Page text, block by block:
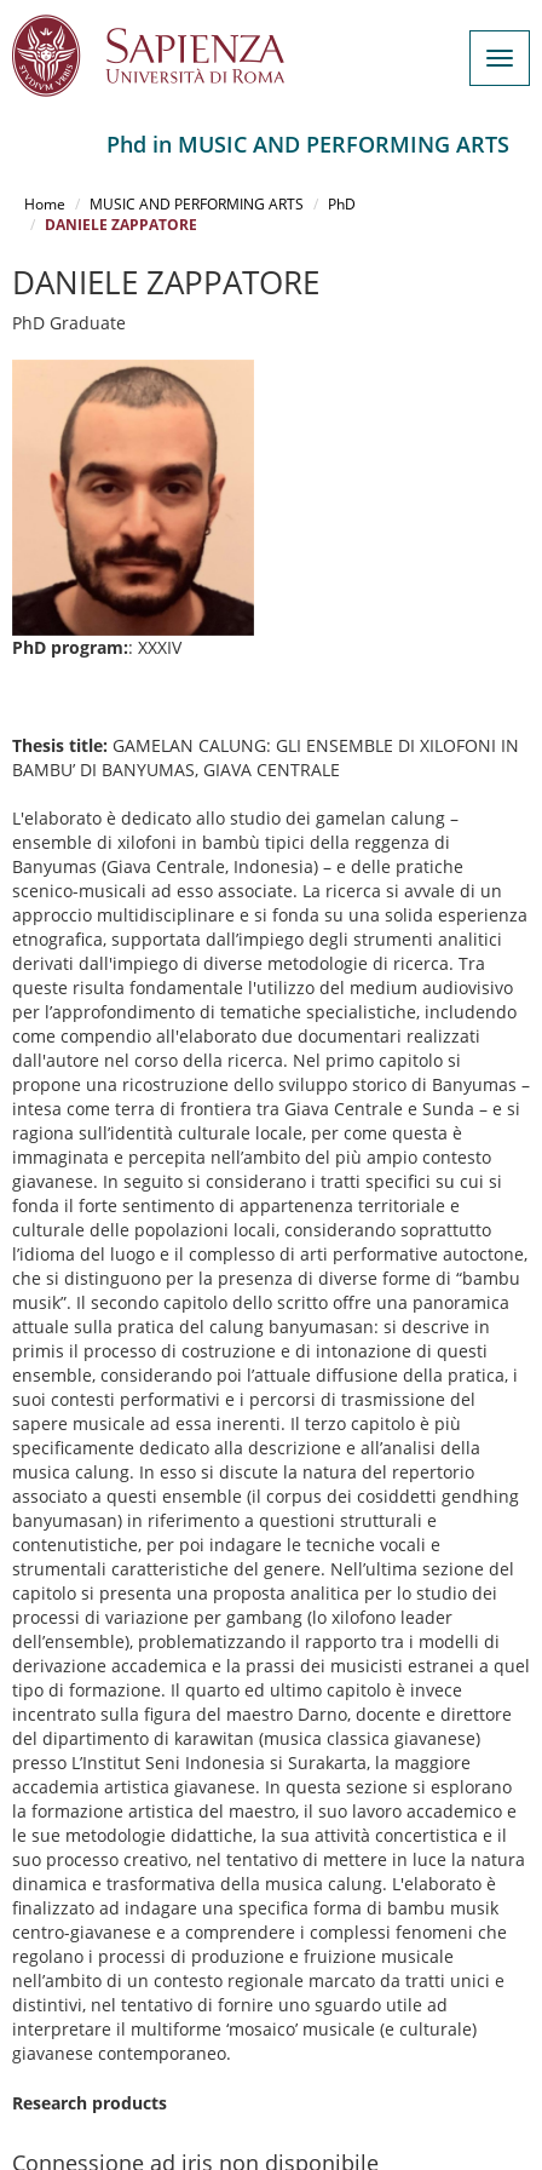
contenuto
Phd in MUSIC AND PERFORMING ARTS
Home MUSIC AND PERFORMING ARTS
PhD
DANIELE ZAPPATORE
DANIELE ZAPPATORE
PhD Graduate
PhD program:: XXXIV
Thesis title: GAMELAN CALUNG: GLI ENSEMBLE DI XILOFONI IN
BAMBU’ DI BANYUMAS, GIAVA CENTRALE
L'elaborato è dedicato allo studio dei gamelan calung –
ensemble di xilofoni in bambù tipici della reggenza di
Banyumas (Giava Centrale, Indonesia) – e delle pratiche
scenico-musicali ad esso associate. La ricerca si avvale di un
approccio multidisciplinare e si fonda su una solida esperienza
etnografica, supportata dall’impiego degli strumenti analitici
derivati dall'impiego di diverse metodologie di ricerca. Tra
queste risulta fondamentale l'utilizzo del medium audiovisivo
per l’approfondimento di tematiche specialistiche, includendo
come compendio all'elaborato due documentari realizzati
dall'autore nel corso della ricerca. Nel primo capitolo si
propone una ricostruzione dello sviluppo storico di Banyumas –
intesa come terra di frontiera tra Giava Centrale e Sunda – e si
ragiona sull’identità culturale locale, per come questa è
immaginata e percepita nell’ambito del più ampio contesto
giavanese. In seguito si considerano i tratti specifici su cui si
fonda il forte sentimento di appartenenza territoriale e
culturale delle popolazioni locali, considerando soprattutto
l’idioma del luogo e il complesso di arti performative autoctone,
che si distinguono per la presenza di diverse forme di “bambu
musik”. Il secondo capitolo dello scritto offre una panoramica
attuale sulla pratica del calung banyumasan: si descrive in
primis il processo di costruzione e di intonazione di questi
ensemble, considerando poi l’attuale diffusione della pratica, i
suoi contesti performativi e i percorsi di trasmissione del
sapere musicale ad essa inerenti. Il terzo capitolo è più
specificamente dedicato alla descrizione e all’analisi della
musica calung. In esso si discute la natura del repertorio
associato a questi ensemble (il corpus dei cosiddetti gendhing
banyumasan) in riferimento a questioni strutturali e
contenutistiche, per poi indagare le tecniche vocali e
strumentali caratteristiche del genere. Nell’ultima sezione del
capitolo si presenta una proposta analitica per lo studio dei
processi di variazione per gambang (lo xilofono leader
dell’ensemble), problematizzando il rapporto tra i modelli di
derivazione accademica e la prassi dei musicisti estranei a quel
tipo di formazione. Il quarto ed ultimo capitolo è invece
incentrato sulla figura del maestro Darno, docente e direttore
del dipartimento di karawitan (musica classica giavanese)
presso L’Institut Seni Indonesia si Surakarta, la maggiore
accademia artistica giavanese. In questa sezione si esplorano
la formazione artistica del maestro, il suo lavoro accademico e
le sue metodologie didattiche, la sua attività concertistica e il
suo processo creativo, nel tentativo di mettere in luce la natura
dinamica e trasformativa della musica calung. L'elaborato è
finalizzato ad indagare una specifica forma di bambu musik
centro-giavanese e a comprendere i complessi fenomeni che
regolano i processi di produzione e fruizione musicale
nell’ambito di un contesto regionale marcato da tratti unici e
distintivi, nel tentativo di fornire uno sguardo utile ad
interpretare il multiforme ‘mosaico’ musicale (e culturale)
giavanese contemporaneo.
Research products
Connessione ad iris non disponibile